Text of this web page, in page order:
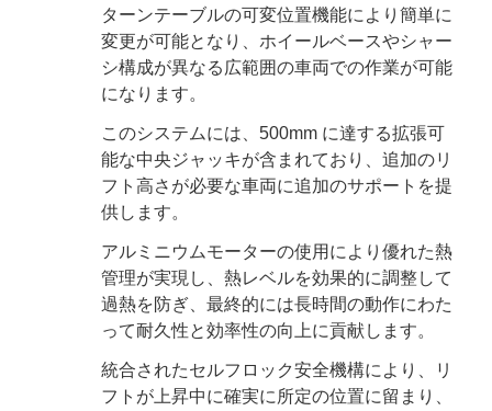
ターンテーブルの可変位置機能により簡単に
変更が可能となり、ホイールベースやシャー
シ構成が異なる広範囲の車両での作業が可能
になります。
このシステムには、500mm に達する拡張可
能な中央ジャッキが含まれており、追加のリ
フト高さが必要な車両に追加のサポートを提
供します。
アルミニウムモーターの使用により優れた熱
管理が実現し、熱レベルを効果的に調整して
過熱を防ぎ、最終的には長時間の動作にわた
って耐久性と効率性の向上に貢献します。
統合されたセルフロック安全機構により、リ
フトが上昇中に確実に所定の位置に留まり、